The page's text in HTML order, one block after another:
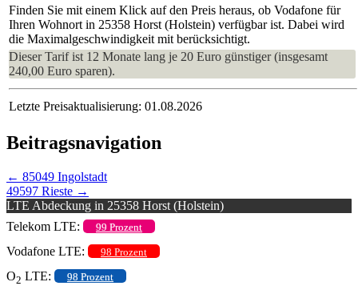
Finden Sie mit einem Klick auf den Preis heraus, ob Vodafone für
Ihren Wohnort in 25358 Horst (Holstein) verfügbar ist. Dabei wird
die Maximalgeschwindigkeit mit berücksichtigt.
Dieser Tarif ist 12 Monate lang je 20 Euro günstiger (insgesamt
240,00 Euro sparen).
Letzte Preisaktualisierung: 01.08.2026
Beitragsnavigation
← 85049 Ingolstadt
49597 Rieste →
LTE Abdeckung in 25358 Horst (Holstein)
Telekom LTE:
99 Prozent
Vodafone LTE: 98 Prozent
O2 LTE: 98 Prozent